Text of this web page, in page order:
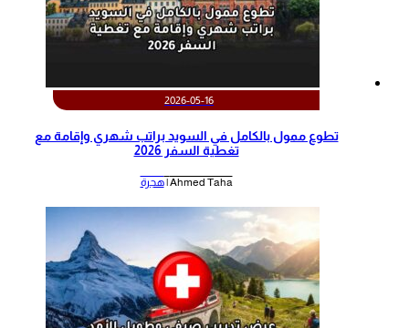
2026-05-16
تطوع ممول بالكامل في السويد براتب شهري وإقامة مع
تغطية السفر 2026
Ahmed Taha | هجرة